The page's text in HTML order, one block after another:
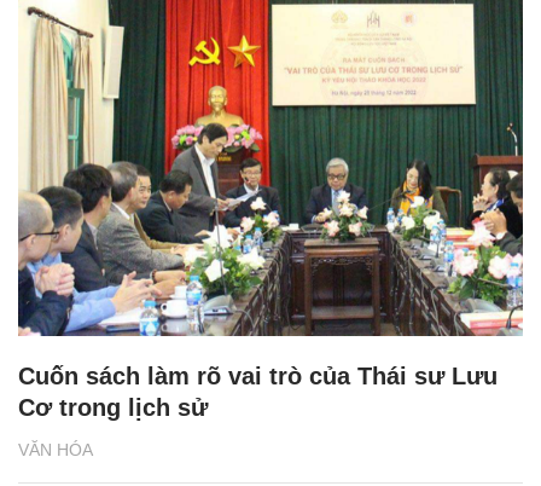
VĂN HÓA
Cuốn sách làm rõ vai trò của Thái sư Lưu
Cơ trong lịch sử